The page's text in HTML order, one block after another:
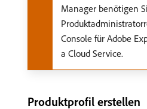
Manager benötigen
Console für Adobe
a Cloud Service.
Produktprofil erstellen